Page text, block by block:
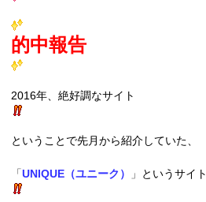
的中報告
2016年、絶好調なサイト
ということで先月から紹介していた、
「UNIQUE（ユニーク） 」 というサイト